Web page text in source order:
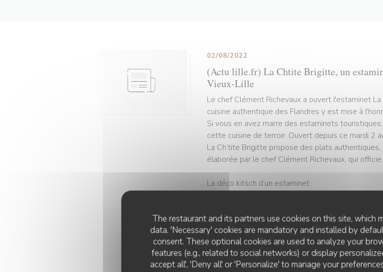
The restaurant and its partners use cookies on this site,
data. 'Necessary' cookies are mandatory and installed by
consent. These optional cookies are used to analyze your
features (e.g., related to social networks) or display
accept all', 'Deny all' or 'Personalize' to manage your
(Actu lille.fr) La Chtite Brigitte, un
Vieux-Lille
02/08/2022
Le chef Clément Richevaux a ouvert l'estaminet
cuisine authentique des Flandres y est mise à
Si vous en avez marre des estaminets
cette cuisine de terroir. Ouvert depuis ce mardi 2
La Ch’tite Brigitte propose des plats
élaborée par le chef Clément Richevaux, qui
La déco kitsch d’un estaminet
Depuis fin 2019 au 13 rue des Bouchers, le chef
clin d’œil à sa grand-mère qui lui a donné le goût
tête de réaliser l’un de ses rêves : ouvrir un
comme les préparait Mamie Brigitte.
L’opportunité s’est finalement présentée cette